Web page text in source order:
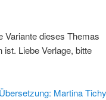
Variante dieses Themas
Liebe Verlage, bitte
Übersetzung: Martina